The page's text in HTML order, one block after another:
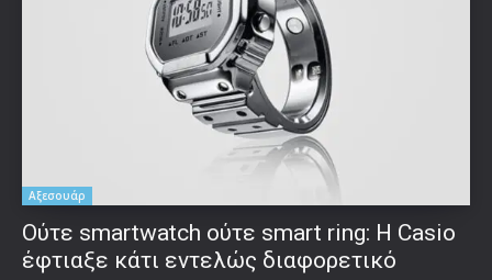
Αξεσουάρ
Ούτε smartwatch ούτε smart ring: Η Casio
έφτιαξε κάτι εντελώς διαφορετικό